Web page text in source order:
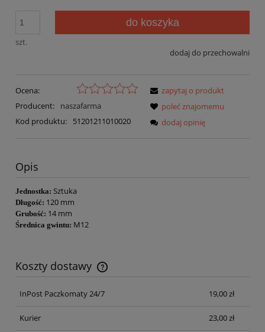
szt.
do koszyka
dodaj do przechowalni
Ocena:
Producent:
naszafarma
Kod produktu:
51201211010020
zapytaj o produkt
poleć znajomemu
dodaj opinię
Opis
Jednostka: Sztuka
Długość: 120 mm
Grubość: 14 mm
Średnica gwintu: M12
Koszty dostawy
Cena nie zawiera ewentualnych kosztów płatności
InPost Paczkomaty 24/7
19,00 zł
Kurier 23,00 zł